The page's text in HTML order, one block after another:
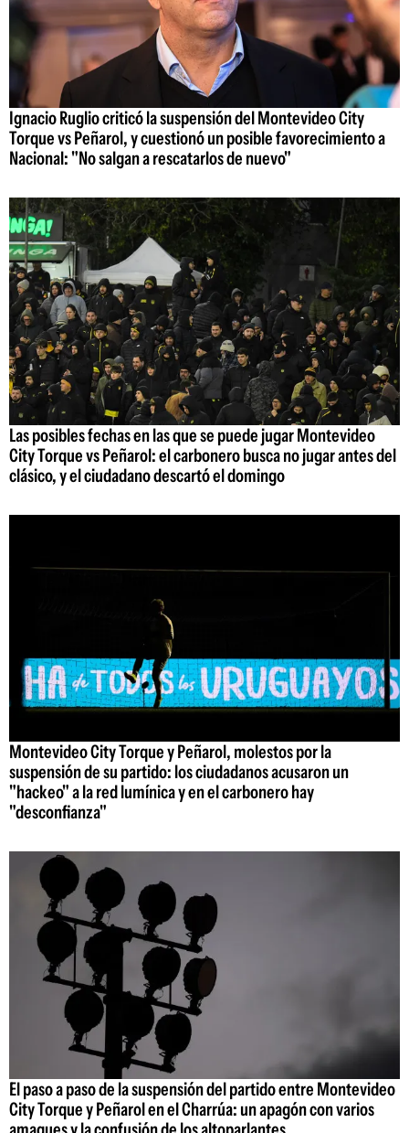
Ignacio Ruglio criticó la suspensión del Montevideo City
Torque vs Peñarol, y cuestionó un posible favorecimiento a
Nacional: "No salgan a rescatarlos de nuevo"
Las posibles fechas en las que se puede jugar Montevideo
City Torque vs Peñarol: el carbonero busca no jugar antes del
clásico, y el ciudadano descartó el domingo
Montevideo City Torque y Peñarol, molestos por la
suspensión de su partido: los ciudadanos acusaron un
"hackeo" a la red lumínica y en el carbonero hay
"desconfianza"
El paso a paso de la suspensión del partido entre Montevideo
City Torque y Peñarol en el Charrúa: un apagón con varios